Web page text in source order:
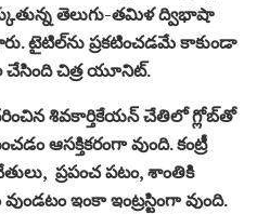
తెలుగు-తమిళ ద్విభాషా
టైటిల్‌ను ప్రకటించడమే కాకుండా
చేసింది చిత్ర యూనిట్.
శివకార్తికేయన్ చేతిలో గ్లోబ్‌తో
ఆసక్తికరంగా వుంది. కంట్రీ
ప్రపంచ పటం, శాంతికి
ఇంకా ఇంట్రస్టింగా వుంది.